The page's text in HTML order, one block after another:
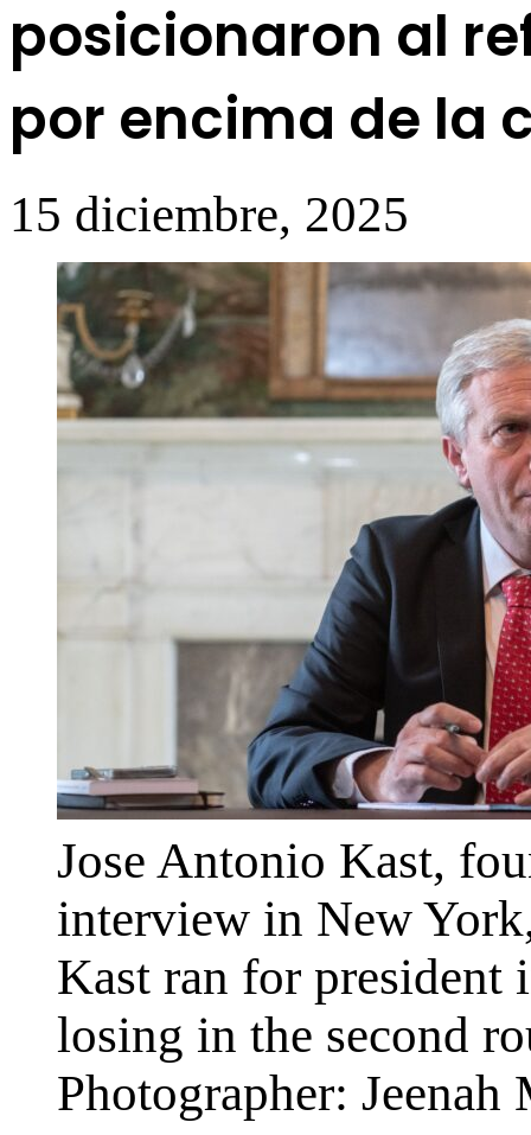
posicionaron al
por encima de la
15 diciembre, 2025
Jose Antonio Kast,
interview in New
Kast ran for
losing in the second
Photographer: